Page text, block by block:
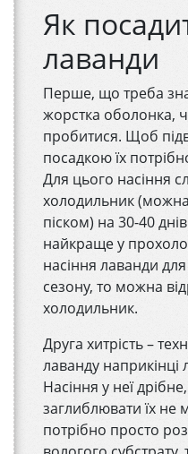
Як
лаванди
Перше, що треба
жорстка оболонка,
пробитися. Щоб
посадкою їх
Для цього насіння
холодильник
піском) на 30-40
найкраще у
насіння лаванди
сезону, то можна
холодильник.
Друга хитрість –
лаванду
Насіння у неї
заглиблювати їх не
потрібно просто